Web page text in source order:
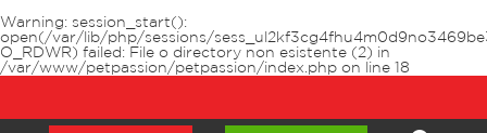
Warning: session_start():
open(/var/lib/php/sessions/
O_RDWR) failed: File o directory non esistente (2) in
/var/www/petpassion/petpassion/index.php on line 18